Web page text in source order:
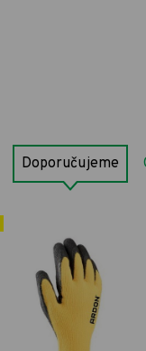
Doporučujeme